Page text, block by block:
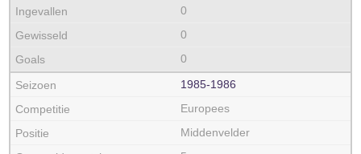
0
0
0
1985‑1986
Europees
Middenvelder